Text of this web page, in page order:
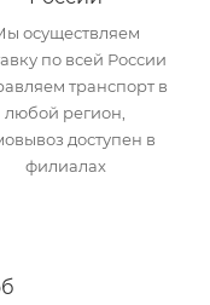
осуществляем
по всей России
транспорт в
любой регион,
доступен в
филиалах